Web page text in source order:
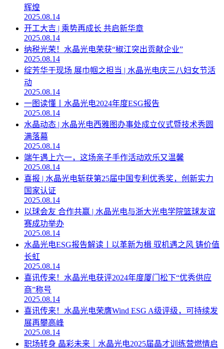
辉煌
2025.08.14
开工大吉 | 乘势再成长 共启新华章
2025.08.14
纳税光荣！水晶光电荣获“椒江突出贡献企业”
2025.08.14
绽芳华于现场 展巾帼之担当 | 水晶光电庆三八妇女节活
动
2025.08.14
一图读懂丨水晶光电2024年度ESG报告
2025.08.14
水晶动态 | 水晶光电西雅图办事处成立仪式暨技术秀圆
满落幕
2025.08.14
端午遇上六一，这场亲子手作活动欢乐又温馨
2025.08.14
喜报 | 水晶光电斩获第25届中国专利优秀奖，创新实力
国家认证
2025.08.14
以球会友 合作共赢 | 水晶光电与浙大光电学院篮球友谊
赛成功举办
2025.08.14
水晶光电ESG报告解读丨以革新为楫 驭机遇之风 铸价值
长虹
2025.08.14
喜讯传来！水晶光电获评2024年度厦门松下“优秀供应
商”称号
2025.08.14
喜讯传来！水晶光电荣膺Wind ESG A级评级，可持续发
展再攀高峰
2025.08.14
职场转身 晶彩未来｜水晶光电2025届晶才训练营燃情启